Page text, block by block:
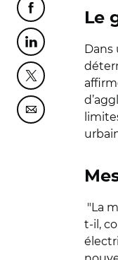
Partager cette
Partager cette
Partager cette
Partager cette
Le
Dans
"La
t-il,